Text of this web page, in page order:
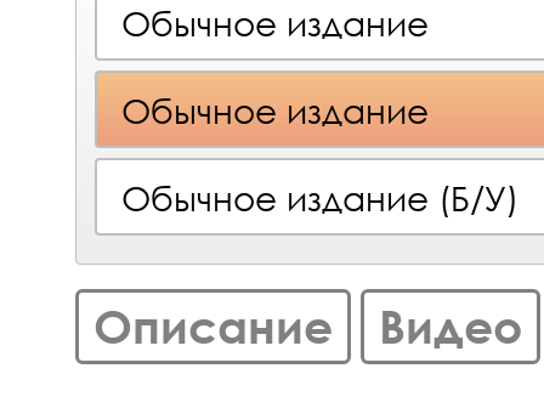
Обычное издание
Обычное издание
Обычное издание (Б/У)
Описание Видео